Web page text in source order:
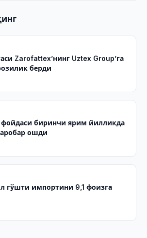
Zarofattex’нинг Uztex Group’га
берди
биринчи ярим йилликда
ошди
гўшти импортини 9,1 фоизга